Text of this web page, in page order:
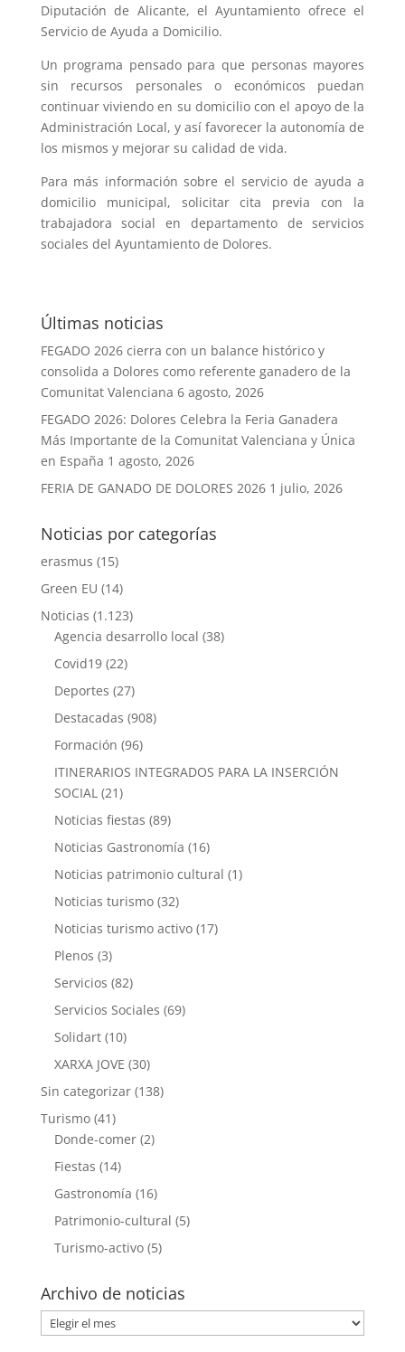
Diputación de Alicante, el Ayuntamiento ofrece el
Servicio de Ayuda a Domicilio.
Un programa pensado para que personas mayores
sin recursos personales o económicos puedan
continuar viviendo en su domicilio con el apoyo de la
Administración Local, y así favorecer la autonomía de
los mismos y mejorar su calidad de vida.
Para más información sobre el servicio de ayuda a
domicilio municipal, solicitar cita previa con la
trabajadora social en departamento de servicios
sociales del Ayuntamiento de Dolores.
Últimas noticias
FEGADO 2026 cierra con un balance histórico y
consolida a Dolores como referente ganadero de la
Comunitat Valenciana 6 agosto, 2026
FEGADO 2026: Dolores Celebra la Feria Ganadera
Más Importante de la Comunitat Valenciana y Única
en España 1 agosto, 2026
FERIA DE GANADO DE DOLORES 2026 1 julio, 2026
Noticias por categorías
erasmus (15)
Green EU (14)
Noticias (1.123)
Agencia desarrollo local (38)
Covid19(22)
Deportes (27)
Destacadas (908)
Formación (96)
ITINERARIOS INTEGRADOS PARA LA INSERCIÓN
SOCIAL (21)
Noticias fiestas (89)
Noticias Gastronomía (16)
Noticias patrimonio cultural (1)
Noticias turismo(32)
Noticias turismo activo(17)
Plenos (3)
Servicios (82)
Servicios Sociales (69)
Solidart(10)
XARXA JOVE (30)
Sin categorizar(138)
Turismo(41)
Donde-comer(2)
Fiestas (14)
Gastronomía (16)
Patrimonio-cultural (5)
Turismo-activo(5)
Archivo de noticias
Archivo
de